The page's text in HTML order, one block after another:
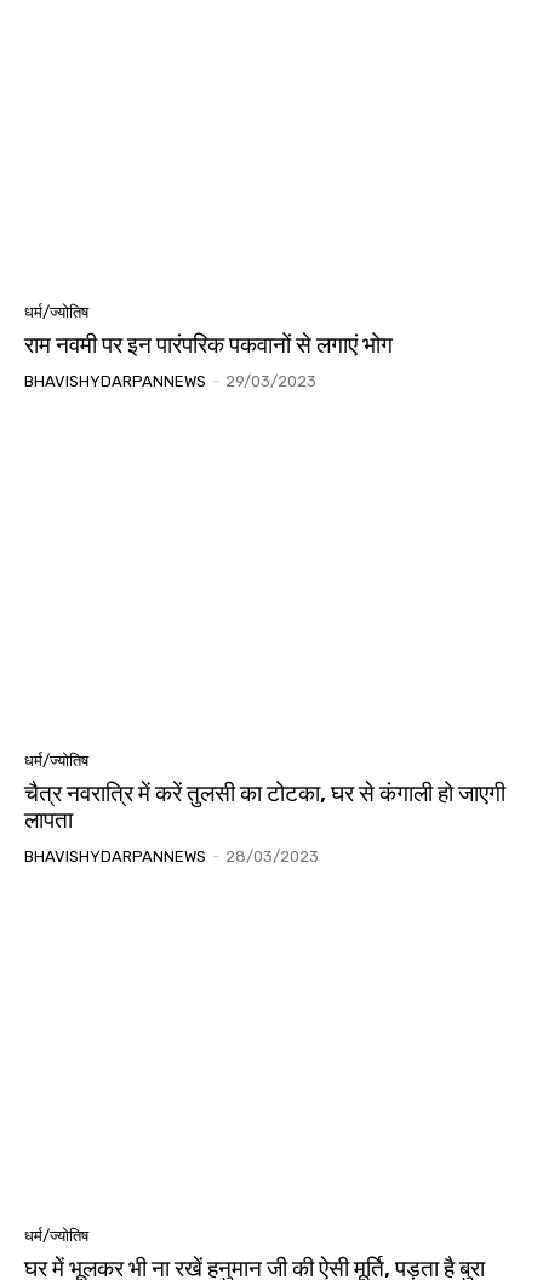
धर्म/ज्योतिष
राम नवमी पर इन पारंपरिक पकवानों से लगाएं भोग
BHAVISHYDARPANNEWS - 29/03/2023
धर्म/ज्योतिष
चैत्र नवरात्रि में करें तुलसी का टोटका, घर से कंगाली हो जाएगी
लापता
BHAVISHYDARPANNEWS - 28/03/2023
धर्म/ज्योतिष
घर में भूलकर भी ना रखें हनुमान जी की ऐसी मूर्ति, पड़ता है बुरा